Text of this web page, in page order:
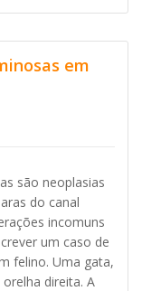
em
são neoplasias
do canal
incomuns
um caso de
felino. Uma gata,
direita. A